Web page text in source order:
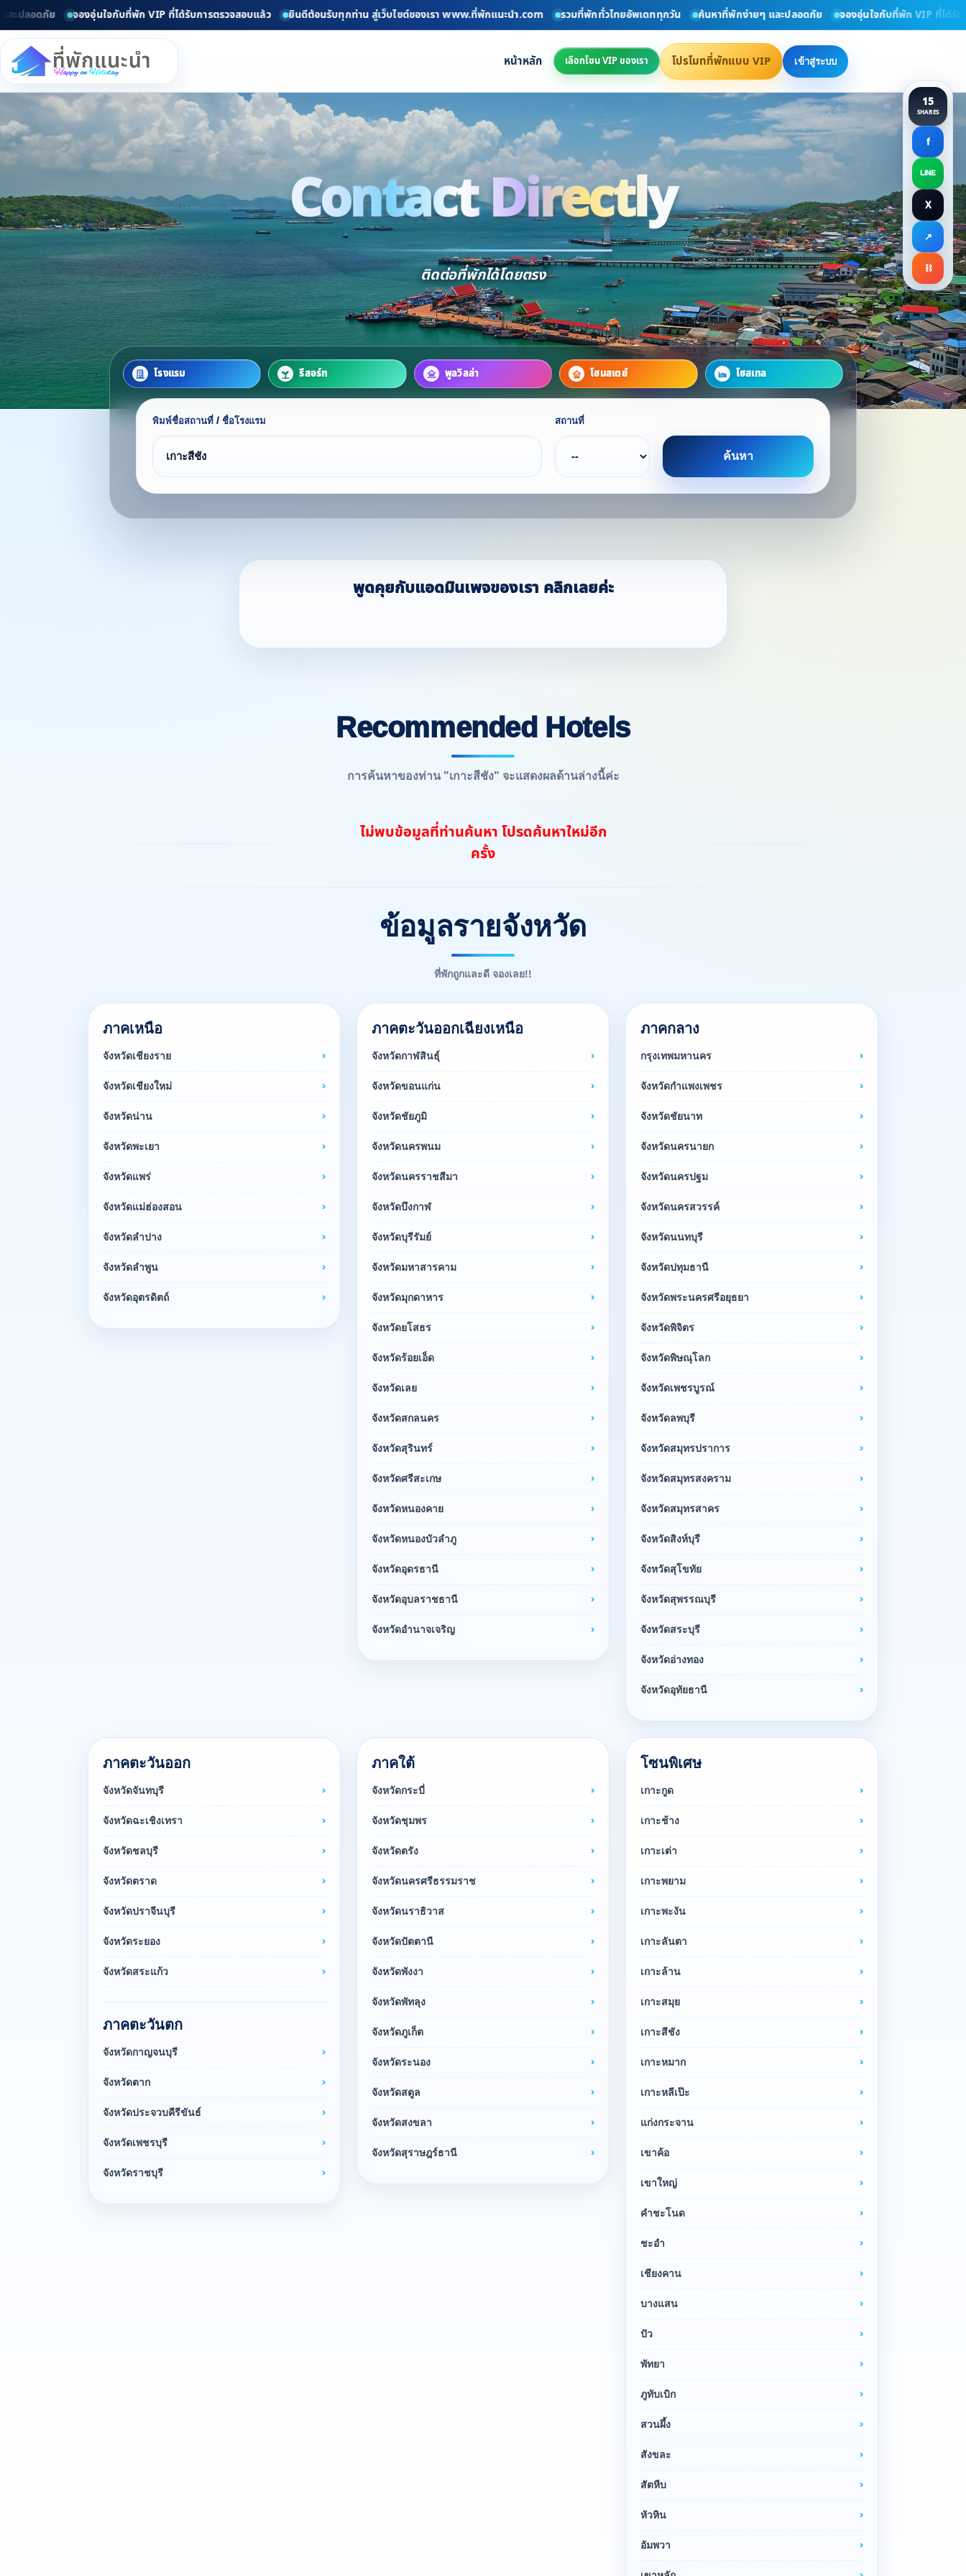
อดภัย จองอุ่นใจกับที่พัก VIP ที่ได้รับการตรวจสอบแล้ว ยินดีต้อนรับทุกท่าน สู่เว็บไซต์ของเรา www.ที่พักแนะนำ.com รวมที่พักทั่วไทยอัพเดททุกวัน ค้นหาที่พักง่ายๆ และปลอดภัย จองอุ่นใจกับที่พัก VIP ที่ได้รับการต
หน้าหลัก เลือกโซน VIP ของเรา โปรโมทที่พักแบบ VIP เข้าสู่ระบบ
Contact Directly
Contact Directly
ติดต่อที่พักได้โดยตรง
โรงแรม รีสอร์ท พูลวิลล่า โฮมสเตย์ โฮสเทล
พิมพ์ชื่อสถานที่ / ชื่อโรงแรม สถานที่
ค้นหา
พูดคุยกับแอดมินเพจของเรา คลิกเลยค่ะ
Recommended Hotels
การค้นหาของท่าน "เกาะสีชัง" จะแสดงผลด้านล่างนี้ค่ะ
ไม่พบข้อมูลที่ท่านค้นหา โปรดค้นหาใหม่อีก
ครั้ง
ข้อมูลรายจังหวัด
ที่พักถูกและดี จองเลย!!
ภาคเหนือ
จังหวัดเชียงราย
จังหวัดเชียงใหม่
จังหวัดน่าน
จังหวัดพะเยา
จังหวัดแพร่
จังหวัดแม่ฮ่องสอน
จังหวัดลำปาง
จังหวัดลำพูน
จังหวัดอุตรดิตถ์
ภาคตะวันออกเฉียงเหนือ
จังหวัดกาฬสินธุ์
จังหวัดขอนแก่น
จังหวัดชัยภูมิ
จังหวัดนครพนม
จังหวัดนครราชสีมา
จังหวัดบึงกาฬ
จังหวัดบุรีรัมย์
จังหวัดมหาสารคาม
จังหวัดมุกดาหาร
จังหวัดยโสธร
จังหวัดร้อยเอ็ด
จังหวัดเลย
จังหวัดสกลนคร
จังหวัดสุรินทร์
จังหวัดศรีสะเกษ
จังหวัดหนองคาย
จังหวัดหนองบัวลำภู
จังหวัดอุดรธานี
จังหวัดอุบลราชธานี
จังหวัดอำนาจเจริญ
ภาคกลาง
กรุงเทพมหานคร
จังหวัดกำแพงเพชร
จังหวัดชัยนาท
จังหวัดนครนายก
จังหวัดนครปฐม
จังหวัดนครสวรรค์
จังหวัดนนทบุรี
จังหวัดปทุมธานี
จังหวัดพระนครศรีอยุธยา
จังหวัดพิจิตร
จังหวัดพิษณุโลก
จังหวัดเพชรบูรณ์
จังหวัดลพบุรี
จังหวัดสมุทรปราการ
จังหวัดสมุทรสงคราม
จังหวัดสมุทรสาคร
จังหวัดสิงห์บุรี
จังหวัดสุโขทัย
จังหวัดสุพรรณบุรี
จังหวัดสระบุรี
จังหวัดอ่างทอง
จังหวัดอุทัยธานี
ภาคตะวันออก
จังหวัดจันทบุรี
จังหวัดฉะเชิงเทรา
จังหวัดชลบุรี
จังหวัดตราด
จังหวัดปราจีนบุรี
จังหวัดระยอง
จังหวัดสระแก้ว
ภาคตะวันตก
จังหวัดกาญจนบุรี
จังหวัดตาก
จังหวัดประจวบคีรีขันธ์
จังหวัดเพชรบุรี
จังหวัดราชบุรี
ภาคใต้
จังหวัดกระบี่
จังหวัดชุมพร
จังหวัดตรัง
จังหวัดนครศรีธรรมราช
จังหวัดนราธิวาส
จังหวัดปัตตานี
จังหวัดพังงา
จังหวัดพัทลุง
จังหวัดภูเก็ต
จังหวัดระนอง
จังหวัดสตูล
จังหวัดสงขลา
จังหวัดสุราษฎร์ธานี
โซนพิเศษ
เกาะกูด
เกาะช้าง
เกาะเต่า
เกาะพยาม
เกาะพะงัน
เกาะลันตา
เกาะล้าน
เกาะสมุย
เกาะสีชัง
เกาะหมาก
เกาะหลีเป๊ะ
แก่งกระจาน
เขาค้อ
เขาใหญ่
คำชะโนด
ชะอำ
เชียงคาน
บางแสน
ปัว
พัทยา
ภูทับเบิก
สวนผึ้ง
สังขละ
สัตหีบ
หัวหิน
อัมพวา
15
SHARES
f
LINE
X
↗
⛓